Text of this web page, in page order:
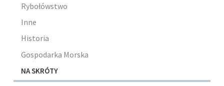
Rybołówstwo
Inne
Historia
Gospodarka Morska
NA SKRÓTY